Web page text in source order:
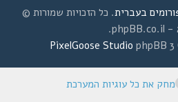
. כל הזכויות שמורות ©
PixelGoose Studio
כל עוגיות המערכת